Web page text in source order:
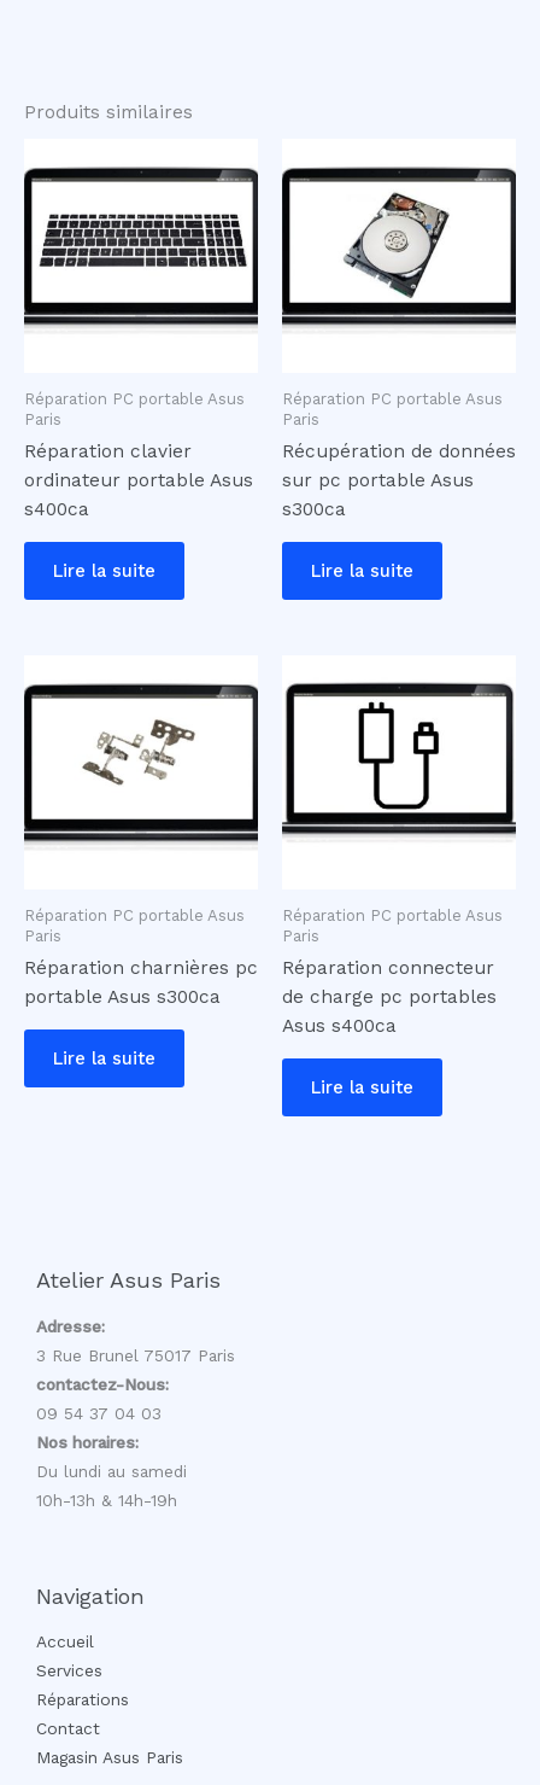
Produits similaires
Réparation PC portable Asus
Paris
Réparation clavier
ordinateur portable Asus
s400ca
Lire la suite
Réparation PC portable Asus
Paris
Récupération de données
sur pc portable Asus
s300ca
Lire la suite
Réparation PC portable Asus
Paris
Réparation charnières pc
portable Asus s300ca
Lire la suite
Réparation PC portable Asus
Paris
Réparation connecteur
de charge pc portables
Asus s400ca
Lire la suite
Atelier Asus Paris
Adresse:
3 Rue Brunel 75017 Paris
contactez-Nous:
09 54 37 04 03
Nos horaires:
Du lundi au samedi
10h-13h & 14h-19h
Navigation
Accueil
Services
Réparations
Contact
Magasin Asus Paris